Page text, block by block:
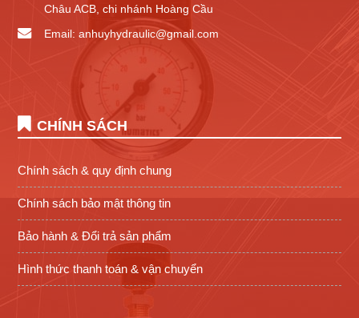
Châu ACB, chi nhánh Hoàng Cầu
Email: anhuyhydraulic@gmail.com
CHÍNH SÁCH
Chính sách & quy định chung
Chính sách bảo mật thông tin
Bảo hành & Đổi trả sản phẩm
Hình thức thanh toán & vận chuyển